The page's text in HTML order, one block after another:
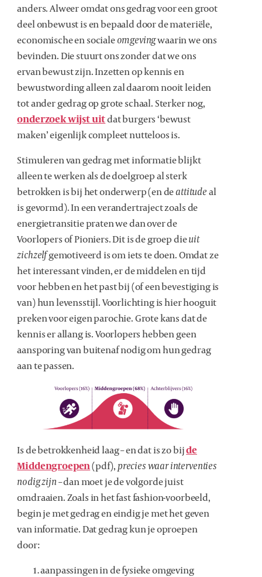
anders. Alweer omdat ons gedrag voor een groot
deel onbewust is en bepaald door de materiële,
economische en socialeomgevingwaarin we ons
bevinden. Die stuurt ons zonder dat we ons
ervan bewust zijn. Inzetten op kennis en
bewustwording alleen zal daarom nooit leiden
tot ander gedrag op grote schaal. Sterker nog,
onderzoek wijst uitdat burgers ‘bewust
maken’ eigenlijk compleet nutteloos is.
Stimuleren van gedrag met informatie blijkt
alleen te werken als de doelgroep al sterk
betrokken is bij het onderwerp (en deattitudeal
is gevormd). In een verandertraject zoals de
energietransitie praten we dan over de
Voorlopers of Pioniers. Dit is de groep dieuit
zichzelfgemotiveerd is om iets te doen. Omdat ze
het interessant vinden, er de middelen en tijd
voor hebben en het past bij (of een bevestiging is
van) hun levensstijl. Voorlichting is hier hooguit
preken voor eigen parochie. Grote kans dat de
kennis er allang is. Voorlopers hebben geen
aansporing van buitenaf nodig om hun gedrag
aan te passen.
Is de betrokkenheid laag – en dat is zo bijde
Middengroepen(pdf), precies waar interventies
nodig zijn– dan moet je de volgorde juist
omdraaien. Zoals in het fast fashion-voorbeeld,
begin je met gedrag en eindig je met het geven
van informatie. Dat gedrag kun je oproepen
door:
aanpassingen in de fysieke omgeving